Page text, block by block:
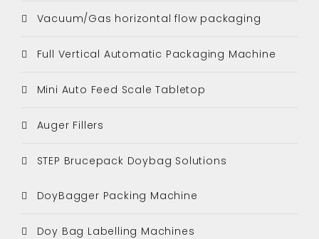
Vacuum/Gas horizontal flow packaging
Full Vertical Automatic Packaging Machine
Mini Auto Feed Scale Tabletop
Auger Fillers
STEP Brucepack Doybag Solutions
DoyBagger Packing Machine
Doy Bag Labelling Machines